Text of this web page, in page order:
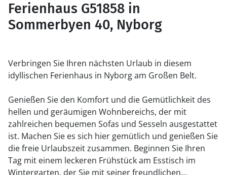
Ferienhaus G51858 in
Sommerbyen 40, Nyborg
Verbringen Sie Ihren nächsten Urlaub in diesem
idyllischen Ferienhaus in Nyborg am Großen Belt.
Genießen Sie den Komfort und die Gemütlichkeit des
hellen und geräumigen Wohnbereichs, der mit
zahlreichen bequemen Sofas und Sesseln ausgestattet
ist. Machen Sie es sich hier gemütlich und genießen Sie
die freie Urlaubszeit zusammen. Beginnen Sie Ihren
Tag mit einem leckeren Frühstück am Esstisch im
Wintergarten, der Sie mit seiner freundlichen